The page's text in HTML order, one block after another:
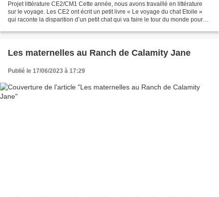
Projet littérature CE2/CM1 Cette année, nous avons travaillé en littérature
sur le voyage. Les CE2 ont écrit un petit livre « Le voyage du chat Etoile »
qui raconte la disparition d’un petit chat qui va faire le tour du monde pour
Les maternelles au Ranch de Calamity Jane
Publié le 17/06/2023 à 17:29